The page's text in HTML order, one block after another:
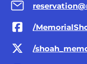
/
/